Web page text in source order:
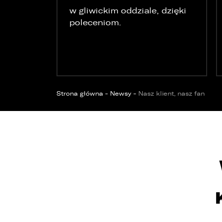
w gliwickim oddziale, dzięki
poleceniom.
Strona główna - Newsy - Nasz klient, nasz fan